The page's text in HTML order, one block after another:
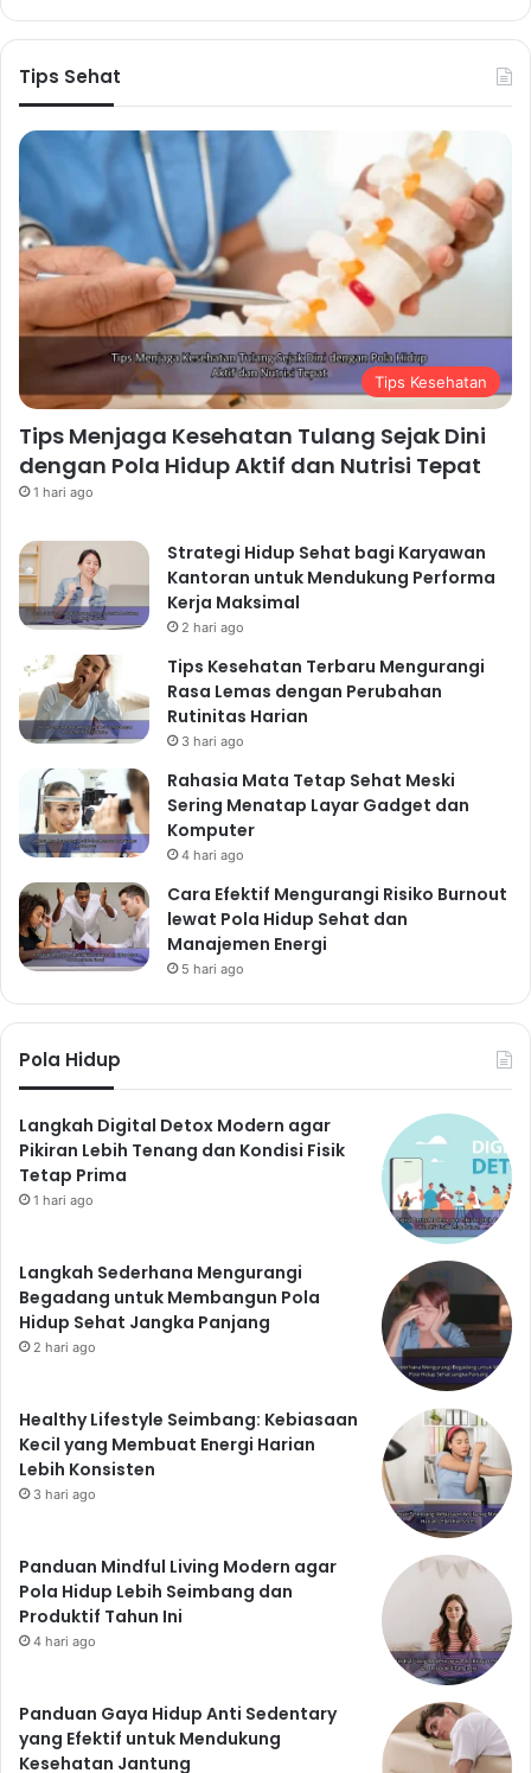
Tips Sehat
Tips Kesehatan
Tips Menjaga Kesehatan Tulang Sejak Dini
dengan Pola Hidup Aktif dan Nutrisi Tepat
1 hari ago
Strategi Hidup Sehat bagi Karyawan
Kantoran untuk Mendukung Performa
Kerja Maksimal
2 hari ago
Tips Kesehatan Terbaru Mengurangi
Rasa Lemas dengan Perubahan
Rutinitas Harian
3 hari ago
Rahasia Mata Tetap Sehat Meski
Sering Menatap Layar Gadget dan
Komputer
4 hari ago
Cara Efektif Mengurangi Risiko Burnout
lewat Pola Hidup Sehat dan
Manajemen Energi
5 hari ago
Pola Hidup
Langkah Digital Detox Modern agar
Pikiran Lebih Tenang dan Kondisi Fisik
Tetap Prima
1 hari ago
Langkah Sederhana Mengurangi
Begadang untuk Membangun Pola
Hidup Sehat Jangka Panjang
2 hari ago
Healthy Lifestyle Seimbang: Kebiasaan
Kecil yang Membuat Energi Harian
Lebih Konsisten
3 hari ago
Panduan Mindful Living Modern agar
Pola Hidup Lebih Seimbang dan
Produktif Tahun Ini
4 hari ago
Panduan Gaya Hidup Anti Sedentary
yang Efektif untuk Mendukung
Kesehatan Jantung